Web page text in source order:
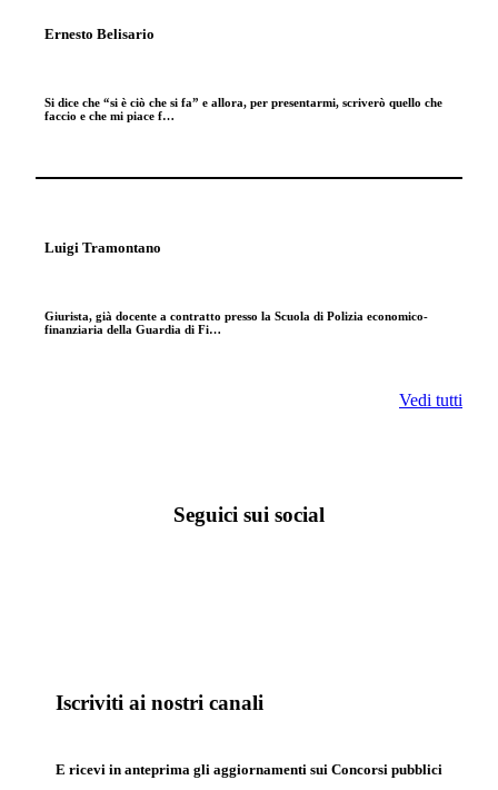
Ernesto Belisario
Si dice che “si è ciò che si fa” e allora, per presentarmi, scriverò quello che
faccio e che mi piace f…
Luigi Tramontano
Giurista, già docente a contratto presso la Scuola di Polizia economico-
finanziaria della Guardia di Fi…
Vedi tutti
Seguici sui social
Iscriviti ai nostri canali
E ricevi in anteprima gli aggiornamenti sui Concorsi pubblici